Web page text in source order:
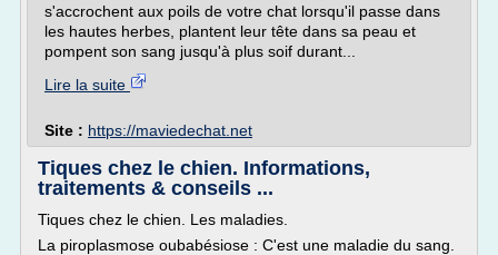
s'accrochent aux poils de votre chat lorsqu'il passe dans
les hautes herbes, plantent leur tête dans sa peau et
pompent son sang jusqu'à plus soif durant...
Lire la suite
Site : https://maviedechat.net
Tiques chez le chien. Informations,
traitements & conseils ...
Tiques chez le chien. Les maladies.
La piroplasmose oubabésiose : C'est une maladie du sang.